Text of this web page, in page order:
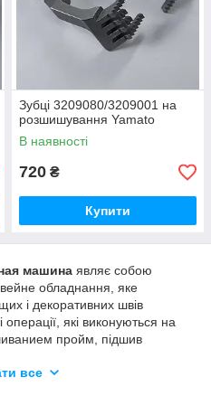
Зубці 3209080/3209001 на
розшишування Yamato
В наявності
720 ₴
Купити
машина являє собою
обладнання, яке
і декоративних швів
які виконуються на
пройм, підшив
білизні) і т. д. Такі машини
все